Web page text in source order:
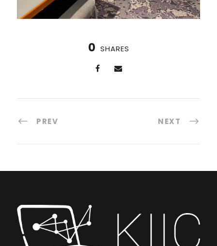
0 SHARES
PREV NEXT